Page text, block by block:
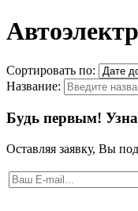
Сортировать по:
Название:
Будь первым!
Оставляя заявку, Вы